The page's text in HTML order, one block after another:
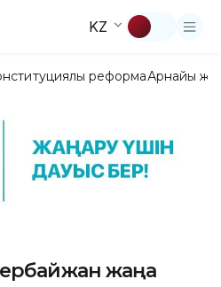
KZ
реформаАрнайы
жаңа